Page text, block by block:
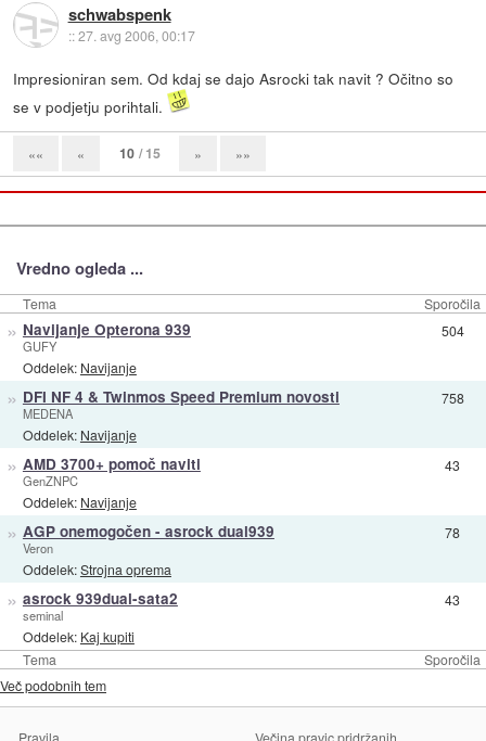
schwabspenk
::27. avg 2006, 00:17
Impresioniran sem. Od kdaj se dajo Asrocki tak navit ? Očitno so
se v podjetju porihtali.
«« « 10 / 15 » »»
Vredno ogleda ...
Tema Sporočila
Tema Sporočila
» Navijanje Opterona 939
GUFY
Oddelek: Navijanje
504
» DFI NF 4 & Twinmos Speed Premium novosti
MEDENA
Oddelek: Navijanje
758
» AMD 3700+ pomoč naviti
GenZNPC
Oddelek: Navijanje
43
» AGP onemogočen - asrock dual939
Veron
Oddelek:Strojna oprema
78
» asrock 939dual-sata2
seminal
Oddelek: Kaj kupiti
43
Več podobnih tem